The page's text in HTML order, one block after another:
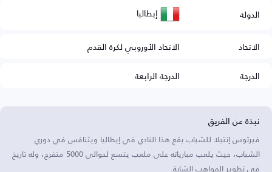
الدولة إيطاليا
الاتحاد
الاتحاد الأوروبي لكرة القدم
الدرجة
الدرجة الرابعة
نبذة عن الفريق
فيرتوس إنتيلا للشباب يقع هذا النادي في إيطاليا ويتنافس في دوري
الشباب، حيث يلعب مبارياته على ملعب يتسع لحوالي 5000 متفرج، وله تاريخ
في تطوير المواهب الشابة.